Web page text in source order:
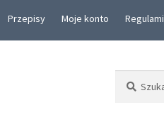
Przepisy Moje konto